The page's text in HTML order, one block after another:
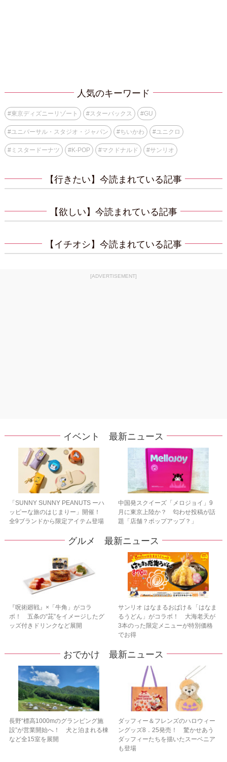
人気のキーワード
#東京ディズニーリゾート #スターバックス #GU
#ユニバーサル・スタジオ・ジャパン #ちいかわ #ユニクロ
#ミスタードーナツ #K-POP #マクドナルド #サンリオ
【行きたい】今読まれている記事
【欲しい】今読まれている記事
【イチオシ】今読まれている記事
[ADVERTISEMENT]
イベント 最新ニュース
「SUNNY SUNNY PEANUTS ーハ
ッピーな旅のはじまりー」開催！
全9ブランドから限定アイテム登場
中国発スクイーズ「メロジョイ」9
月に東京上陸か？ 匂わせ投稿が話
題「店舗？ポップアップ？」
グルメ 最新ニュース
『呪術廻戦』×「牛角」がコラ
ボ！ 五条の“茈”をイメージしたグ
ッズ付きドリンクなど展開
サンリオ はなまるおばけ＆「はなま
るうどん」がコラボ！ 大海老天が
3本のった限定メニューが特別価格
でお得
おでかけ 最新ニュース
長野“標高1000mのグランピング施
設”が営業開始へ！ 犬と泊まれる棟
など全15室を展開
ダッフィー＆フレンズのハロウィー
ングッズ8．25発売！ 驚かせあう
ダッフィーたちを描いたスーベニア
も登場